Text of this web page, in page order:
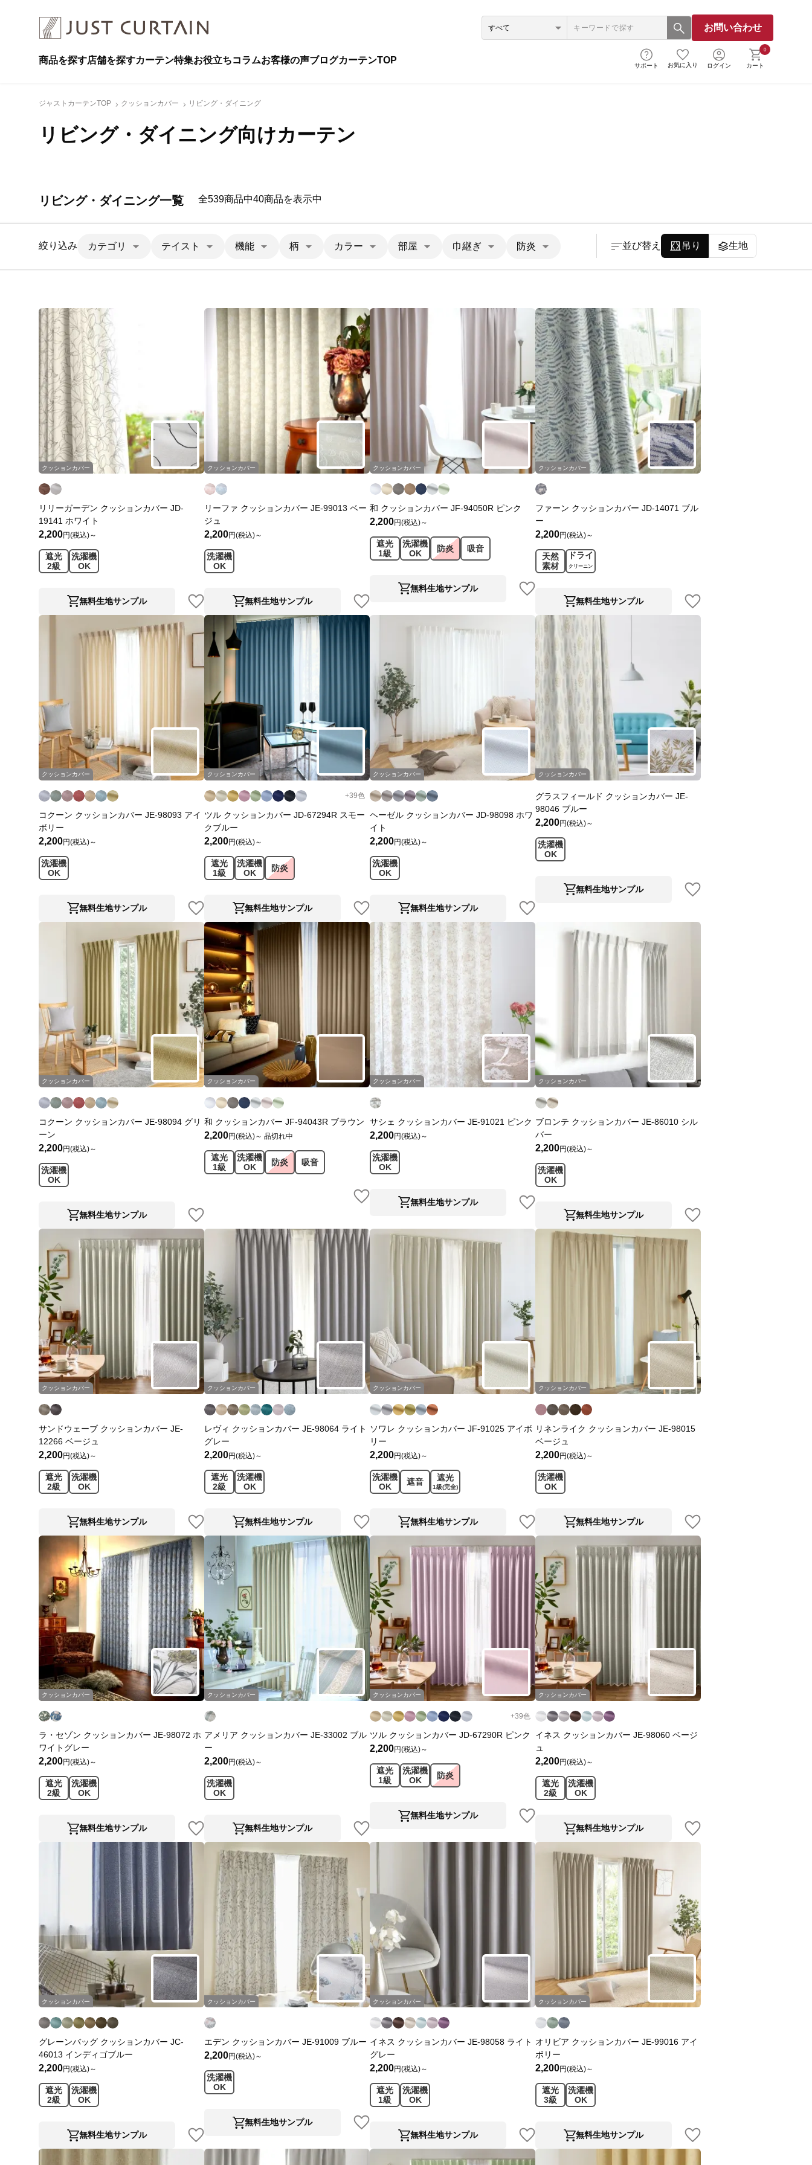
お問い合わせ
商品を探す店舗を探すカーテン特集お役立ちコラムお客様の声ブログカーテンTOP
サポート お気に入り ログイン
0
カート
ジャストカーテンTOP クッションカバー リビング・ダイニング
リビング・ダイニング向けカーテン
リビング・ダイニング一覧 全539商品中40商品を表示中
絞り込み カテゴリ テイスト 機能 柄 カラー 部屋 巾継ぎ 防炎 並び替え 吊り 生地
クッションカバー
リリーガーデン クッションカバー JD-
19141 ホワイト
2,200円(税込)～
遮光
2級
洗濯機
OK
無料生地サンプル
クッションカバー
リーファ クッションカバー JE-99013 ベー
ジュ
2,200円(税込)～
洗濯機
OK
無料生地サンプル
クッションカバー
和 クッションカバー JF-94050R ピンク
2,200円(税込)～
遮光
1級
洗濯機
OK
防炎 吸音
無料生地サンプル
クッションカバー
ファーン クッションカバー JD-14071 ブル
ー
2,200円(税込)～
天然
素材
ドライ
クリーニン
無料生地サンプル
クッションカバー
コクーン クッションカバー JE-98093 アイ
ボリー
2,200円(税込)～
洗濯機
OK
無料生地サンプル
クッションカバー
+39色
ツル クッションカバー JD-67294R スモー
クブルー
2,200円(税込)～
遮光
1級
洗濯機
OK
防炎
無料生地サンプル
クッションカバー
ヘーゼル クッションカバー JD-98098 ホワ
イト
2,200円(税込)～
洗濯機
OK
無料生地サンプル
クッションカバー
グラスフィールド クッションカバー JE-
98046 ブルー
2,200円(税込)～
洗濯機
OK
無料生地サンプル
クッションカバー
コクーン クッションカバー JE-98094 グリ
ーン
2,200円(税込)～
洗濯機
OK
無料生地サンプル
クッションカバー
和 クッションカバー JF-94043R ブラウン
2,200円(税込)～ 品切れ中
遮光
1級
洗濯機
OK
防炎 吸音
クッションカバー
サシェ クッションカバー JE-91021 ピンク
2,200円(税込)～
洗濯機
OK
無料生地サンプル
クッションカバー
ブロンテ クッションカバー JE-86010 シル
バー
2,200円(税込)～
洗濯機
OK
無料生地サンプル
クッションカバー
サンドウェーブ クッションカバー JE-
12266 ベージュ
2,200円(税込)～
遮光
2級
洗濯機
OK
無料生地サンプル
クッションカバー
レヴィ クッションカバー JE-98064 ライト
グレー
2,200円(税込)～
遮光
2級
洗濯機
OK
無料生地サンプル
クッションカバー
ソワレ クッションカバー JF-91025 アイボ
リー
2,200円(税込)～
洗濯機
OK
遮音 遮光
1級(完全)
無料生地サンプル
クッションカバー
リネンライク クッションカバー JE-98015
ベージュ
2,200円(税込)～
洗濯機
OK
無料生地サンプル
クッションカバー
ラ・セゾン クッションカバー JE-98072 ホ
ワイトグレー
2,200円(税込)～
遮光
2級
洗濯機
OK
無料生地サンプル
クッションカバー
アメリア クッションカバー JE-33002 ブル
ー
2,200円(税込)～
洗濯機
OK
無料生地サンプル
クッションカバー
+39色
ツル クッションカバー JD-67290R ピンク
2,200円(税込)～
遮光
1級
洗濯機
OK
防炎
無料生地サンプル
クッションカバー
イネス クッションカバー JE-98060 ベージ
ュ
2,200円(税込)～
遮光
2級
洗濯機
OK
無料生地サンプル
クッションカバー
グレーンバッグ クッションカバー JC-
46013 インディゴブルー
2,200円(税込)～
遮光
2級
洗濯機
OK
無料生地サンプル
クッションカバー
エデン クッションカバー JE-91009 ブルー
2,200円(税込)～
洗濯機
OK
無料生地サンプル
クッションカバー
イネス クッションカバー JE-98058 ライト
グレー
2,200円(税込)～
遮光
1級
洗濯機
OK
無料生地サンプル
クッションカバー
オリビア クッションカバー JE-99016 アイ
ボリー
2,200円(税込)～
遮光
3級
洗濯機
OK
無料生地サンプル